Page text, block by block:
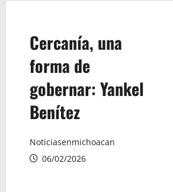
Cercanía, una
forma de
gobernar: Yankel
Benítez
Noticiasenmichoacan
06/02/2026